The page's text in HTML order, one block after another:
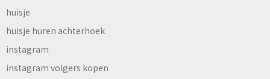
huisje
huisje huren achterhoek
instagram
instagram volgers kopen